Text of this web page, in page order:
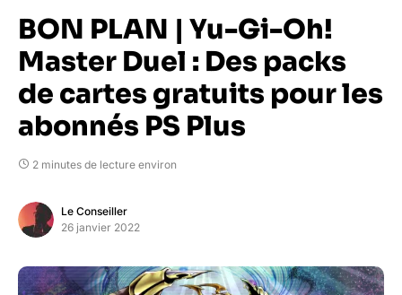
BON PLAN | Yu-Gi-Oh!
Master Duel : Des packs
de cartes gratuits pour les
abonnés PS Plus
2 minutes de lecture environ
Le Conseiller
26 janvier 2022